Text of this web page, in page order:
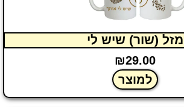
מזל (שור) שיש לי
₪29.00
למוצר